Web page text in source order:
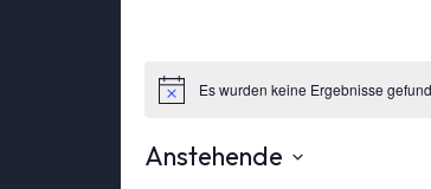
Es wurden keine Ergebnisse
Anstehende